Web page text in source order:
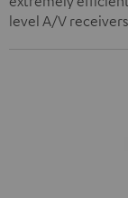
level A/V